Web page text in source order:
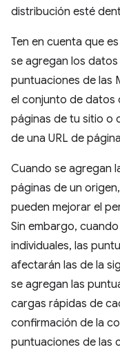
distribución esté
Ten en cuenta que
se agregan los
puntuaciones de las
el conjunto de datos
páginas de tu sitio o
de una URL de
Cuando se agregan
páginas de un
pueden mejorar el
Sin embargo,
individuales, las
afectarán las de la
se agregan las
cargas rápidas de
confirmación de la
puntuaciones de las